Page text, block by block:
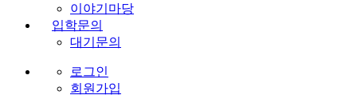
이야기마당
입학문의
대기문의
로그인
회원가입